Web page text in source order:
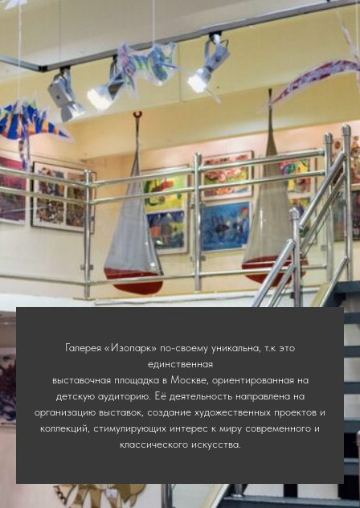
Галерея «Изопарк» по-своему уникальна, т.к это
единственная
выставочная площадка в Москве, ориентированная на
детскую аудиторию. Её деятельность направлена на
организацию выставок, создание художественных проектов и
коллекций, стимулирующих интерес к миру современного и
классического искусства.